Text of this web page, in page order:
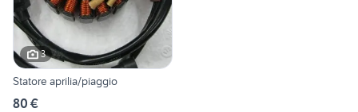
3
Statore aprilia/piaggio
80 €